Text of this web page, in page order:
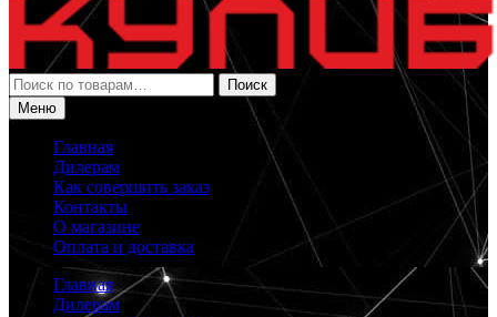
Искать:
Поиск
Меню
Главная
Дилерам
Как совершить заказ
Контакты
О магазине
Оплата и доставка
Главная
Дилерам